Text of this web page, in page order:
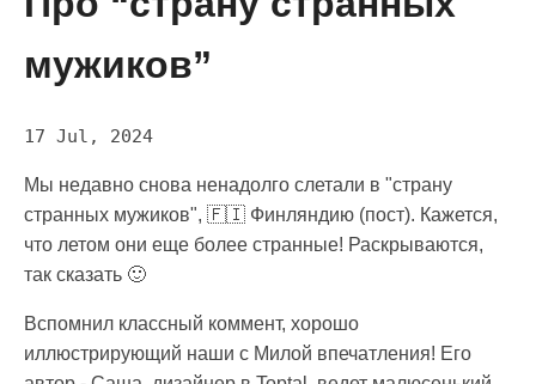
мужиков”
17 Jul, 2024
Мы недавно снова ненадолго слетали в "страну
странных мужиков", 🇫🇮 Финляндию (пост). Кажется,
что летом они еще более странные! Раскрываются,
так сказать 🙂
Вспомнил классный коммент, хорошо
иллюстрирующий наши с Милой впечатления! Его